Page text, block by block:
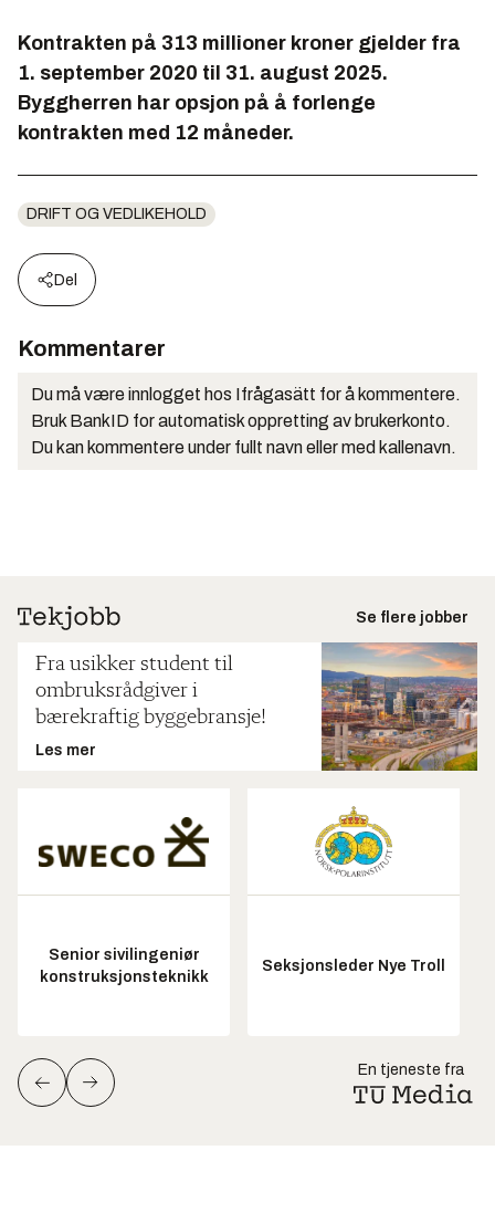
Kontrakten på 313 millioner kroner gjelder fra
1. september 2020 til 31. august 2025.
Byggherren har opsjon på å forlenge
kontrakten med 12 måneder.
DRIFT OG VEDLIKEHOLD
Del
Kommentarer
Du må være innlogget hos Ifrågasätt for å kommentere.
Bruk BankID for automatisk oppretting av brukerkonto.
Du kan kommentere under fullt navn eller med kallenavn.
Se flere jobber
Fra usikker student til
ombruksrådgiver i
bærekraftig byggebransje!
Les mer
Senior sivilingeniør
konstruksjonsteknikk
Seksjonsleder Nye Troll
En tjeneste fra